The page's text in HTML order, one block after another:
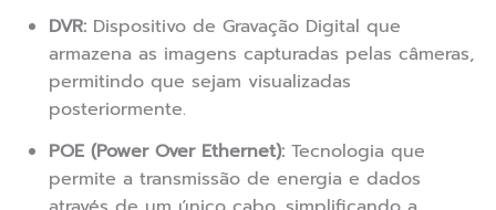
DVR: Dispositivo de Gravação Digital que
armazena as imagens capturadas pelas câmeras,
permitindo que sejam visualizadas
posteriormente.
POE (Power Over Ethernet): Tecnologia que
permite a transmissão de energia e dados